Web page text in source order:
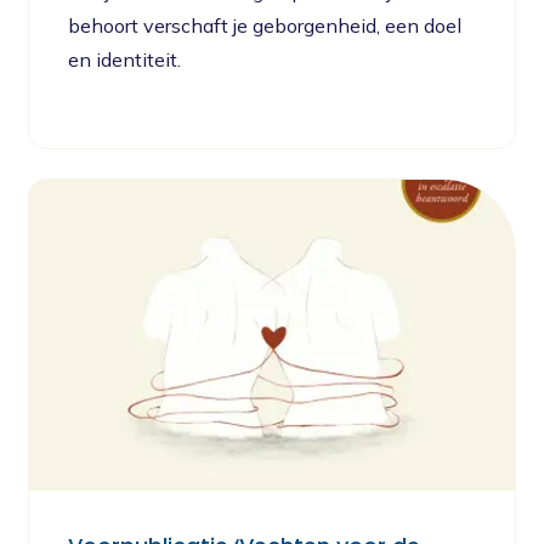
behoort verschaft je geborgenheid, een doel
en identiteit.